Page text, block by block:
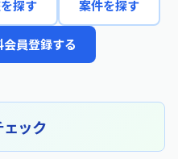
探す 案件を探す
員登録する
ック